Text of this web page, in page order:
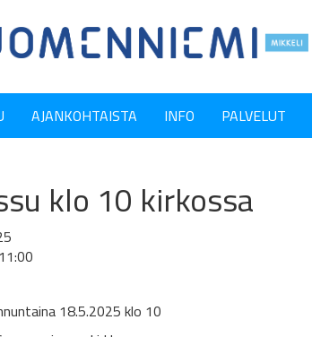
AJANKOHTAISTA INFO PALVELUT
klo 10 kirkossa
18.5.2025 klo 10